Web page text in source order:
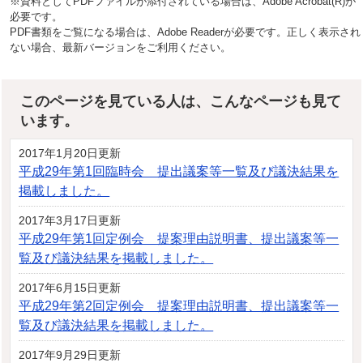
必要です。
PDF書類をご覧になる場合は、Adobe Readerが必要です。正しく表示され
ない場合、最新バージョンをご利用ください。
このページを見ている人は、こんなページも見て
います。
2017年1月20日更新
平成29年第1回臨時会 提出議案等一覧及び議決結果を
掲載しました。
2017年3月17日更新
平成29年第1回定例会 提案理由説明書、提出議案等一
覧及び議決結果を掲載しました。
2017年6月15日更新
平成29年第2回定例会 提案理由説明書、提出議案等一
覧及び議決結果を掲載しました。
2017年9月29日更新